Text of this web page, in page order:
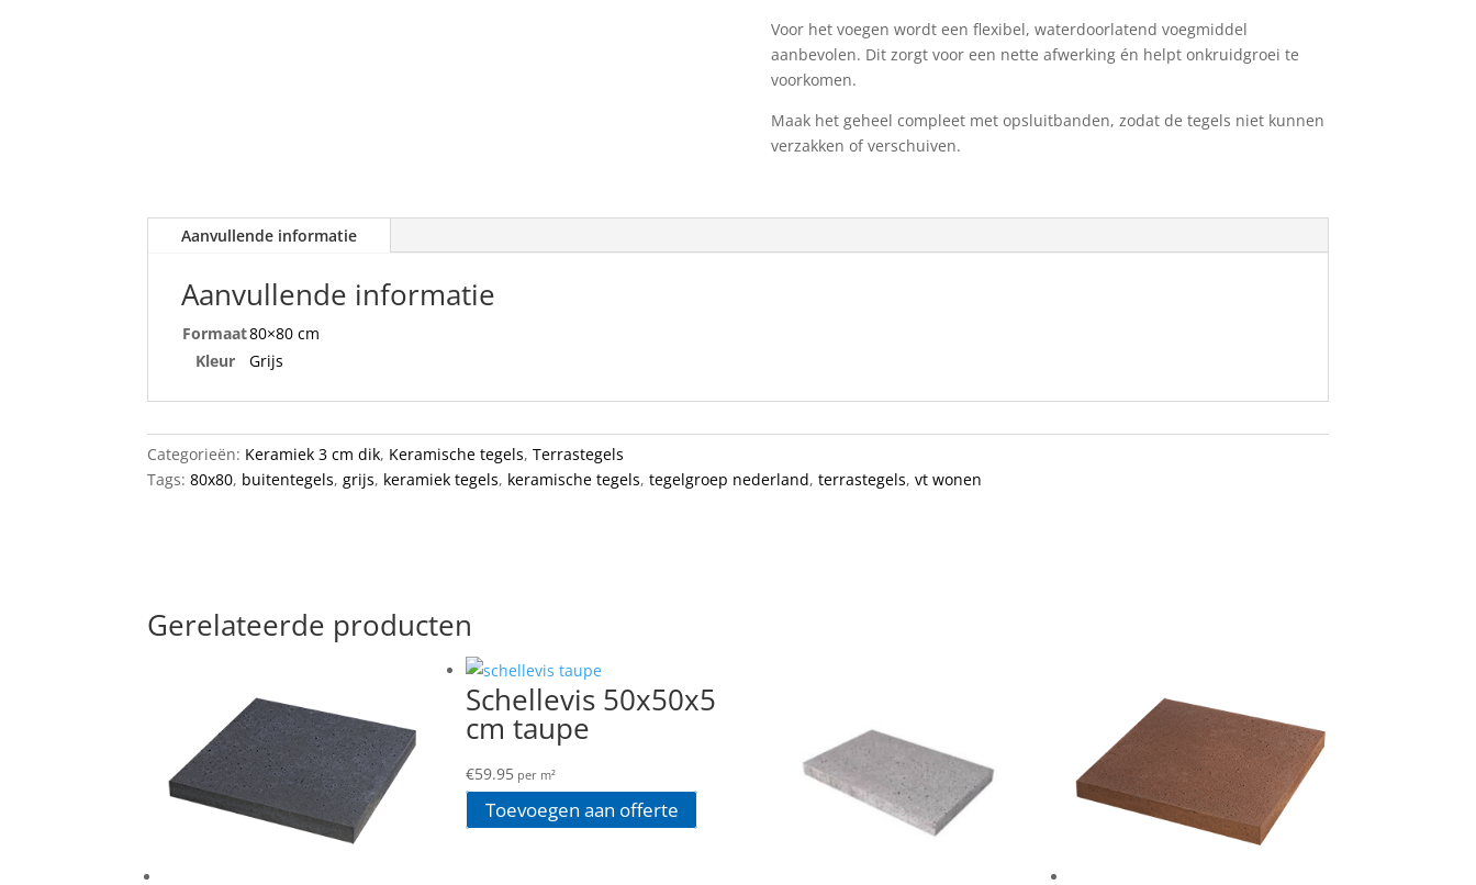
Voor het voegen wordt een flexibel, waterdoorlatend voegmiddel
aanbevolen. Dit zorgt voor een nette afwerking én helpt onkruidgroei te
voorkomen.
Maak het geheel compleet met opsluitbanden, zodat de tegels niet kunnen
verzakken of verschuiven.
Aanvullende informatie
Aanvullende informatie
Formaat80×80 cm
Kleur
Grijs
Categorieën: Keramiek 3 cm dik, Keramische tegels,Terrastegels
Tags:80x80, buitentegels,grijs, keramiek tegels, keramische tegels,tegelgroep nederland,terrastegels,vt wonen
Gerelateerde producten
Schellevis 50x50x5
cm taupe
€59.95per m²
Toevoegen aan offerte